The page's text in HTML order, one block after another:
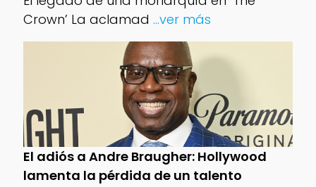
Crown’ La aclamad ...ver más
El adiós a Andre Braugher: Hollywood
lamenta la pérdida de un talento